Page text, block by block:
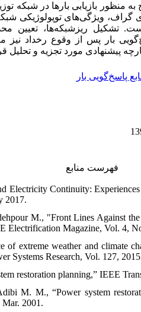
منظور بازیابی بارها در شبکه
گراف، ویژگی‌های توپولوژیکی
تشکیل ریزشبکه‌ها، تعیین
بار پس از وقوع رخداد
پیشنهادی مورد تجزیه و تحلیل
پاسخ‌گویی بار
فهرست منابع
Electricity Continuity:
2017.
M., "Front Lines Against
Magazine, Vol. 4,
extreme weather and climate
Systems Research, Vol. 127,
restoration planning,” IEEE
M. M., “Power system
2001.